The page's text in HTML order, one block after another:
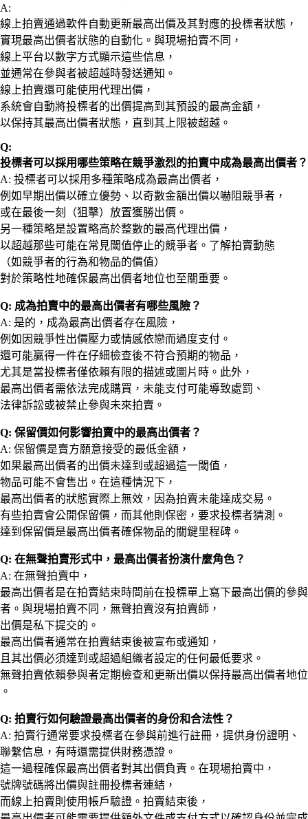
A:
線上拍賣通過軟件自動更新最高出價及其對應的投標者狀態，
實現最高出價者狀態的自動化。與現場拍賣不同，
線上平台以數字方式顯示這些信息，
並通常在參與者被超越時發送通知。
線上拍賣還可能使用代理出價，
系統會自動將投標者的出價提高到其預設的最高金額，
以保持其最高出價者狀態，直到其上限被超越。
Q:
投標者可以採用哪些策略在競爭激烈的拍賣中成為最高出價者？
A: 投標者可以採用多種策略成為最高出價者，
例如早期出價以確立優勢、以奇數金額出價以嚇阻競爭者，
或在最後一刻（狙擊）放置獲勝出價。
另一種策略是設置略高於整數的最高代理出價，
以超越那些可能在常見閾值停止的競爭者。了解拍賣動態
（如競爭者的行為和物品的價值）
對於策略性地確保最高出價者地位也至關重要。
Q: 成為拍賣中的最高出價者有哪些風險？
A: 是的，成為最高出價者存在風險，
例如因競爭性出價壓力或情感依戀而過度支付。
還可能贏得一件在仔細檢查後不符合預期的物品，
尤其是當投標者僅依賴有限的描述或圖片時。此外，
最高出價者需依法完成購買，未能支付可能導致處罰、
法律訴訟或被禁止參與未來拍賣。
Q: 保留價如何影響拍賣中的最高出價者？
A: 保留價是賣方願意接受的最低金額，
如果最高出價者的出價未達到或超過這一閾值，
物品可能不會售出。在這種情況下，
最高出價者的狀態實際上無效，因為拍賣未能達成交易。
有些拍賣會公開保留價，而其他則保密，要求投標者猜測。
達到保留價是最高出價者確保物品的關鍵里程碑。
Q: 在無聲拍賣形式中，最高出價者扮演什麼角色？
A: 在無聲拍賣中，
最高出價者是在拍賣結束時間前在投標單上寫下最高出價的參與
者。與現場拍賣不同，無聲拍賣沒有拍賣師，
出價是私下提交的。
最高出價者通常在拍賣結束後被宣布或通知，
且其出價必須達到或超過組織者設定的任何最低要求。
無聲拍賣依賴參與者定期檢查和更新出價以保持最高出價者地位
。
Q: 拍賣行如何驗證最高出價者的身份和合法性？
A: 拍賣行通常要求投標者在參與前進行註冊，提供身份證明、
聯繫信息，有時還需提供財務憑證。
這一過程確保最高出價者對其出價負責。在現場拍賣中，
號牌號碼將出價與註冊投標者連結，
而線上拍賣則使用帳戶驗證。拍賣結束後，